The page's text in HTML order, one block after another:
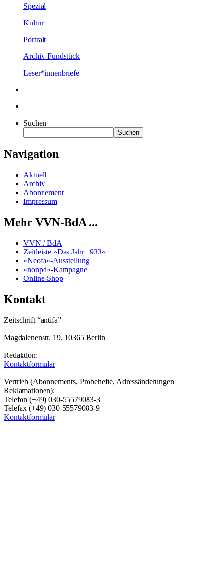
Spezial
Kultur
Portrait
Archiv-Fundstück
Leser*innenbriefe
Suchen
Suchen
Navigation
Aktuell
Archiv
Abonnement
Impressum
Mehr VVN-BdA ...
VVN / BdA
Zeitleiste »Das Jahr 1933«
»Neofa«-Ausstellung
»nonpd«-Kampagne
Online-Shop
Kontakt
Zeitschrift “antifa”
Magdalenenstr. 19, 10365 Berlin
Redaktion:
Kontaktformular
Vertrieb (Abonnements, Probehefte, Adressänderungen,
Reklamationen):
Telefon (+49) 030-55579083-3
Telefax (+49) 030-55579083-9
Kontaktformular